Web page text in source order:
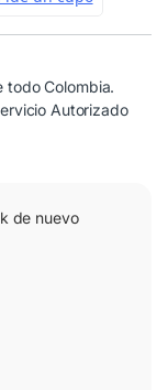
todo Colombia.
Autorizado
de nuevo